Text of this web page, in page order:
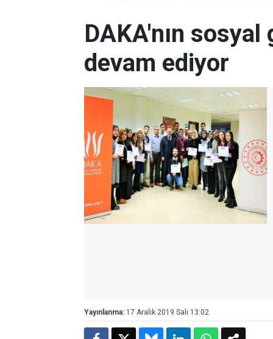
DAKA'nın
devam ediyor
Yayınlanma: 17 Aralık 2019 Salı 13:02